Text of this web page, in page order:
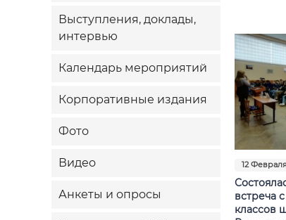
Выступления, доклады,
интервью
Календарь мероприятий
Корпоративные издания
Фото
Видео
Анкеты и опросы
12
встреча
классов